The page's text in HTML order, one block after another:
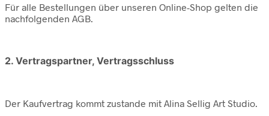
Für alle Bestellungen über unseren Online-Shop gelten die
nachfolgenden AGB.
2. Vertragspartner, Vertragsschluss
Der Kaufvertrag kommt zustande mit Alina Sellig Art Studio.